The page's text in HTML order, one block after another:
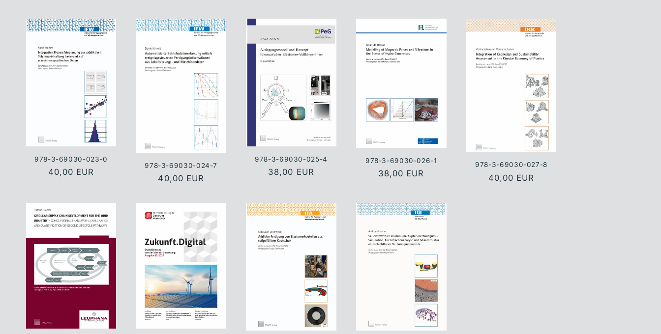
978-3-69030-023-0
Normaler
40,00 EUR
978-3-69030-024-7
Normaler
40,00 EUR
978-3-69030-025-4
Normaler
38,00 EUR
978-3-69030-026-1
Normaler
38,00 EUR
978-3-69030-027-8
Normaler
40,00 EUR